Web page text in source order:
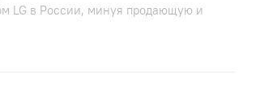
LG в России, минуя продающую и